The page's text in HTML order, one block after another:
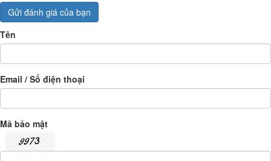
Gửi đánh giá của bạn
Tên
Email / Số điện thoại
Mã bảo mật